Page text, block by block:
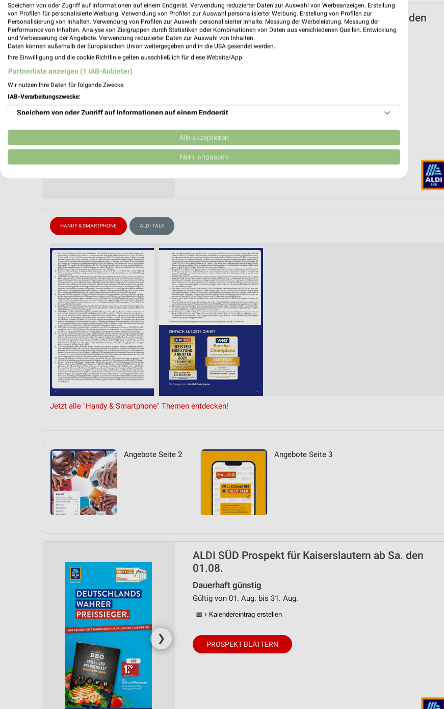
ALDI SÜD Prospekt für Kaiserslautern ab Mo. den
09.02.
ALDI Talk
Gültig von 09. Feb. bis 01. Sep.
PROSPEKT BLÄTTERN
HANDY & SMARTPHONE ALDI TALK
Jetzt alle "Handy & Smartphone" Themen entdecken!
Angebote Seite 2 Angebote Seite 3
❯
ALDI SÜD Prospekt für Kaiserslautern ab Sa. den
01.08.
Dauerhaft günstig
Gültig von 01. Aug. bis 31. Aug.
📅 Kalendereintrag erstellen
PROSPEKT BLÄTTERN
Speichern von oder Zugriff auf Informationen auf einem Endgerät. Verwendung reduzierter Daten zur Auswahl von Werbeanzeigen. Erstellung
von Profilen für personalisierte Werbung. Verwendung von Profilen zur Auswahl personalisierter Werbung. Erstellung von Profilen zur
Personalisierung von Inhalten. Verwendung von Profilen zur Auswahl personalisierter Inhalte. Messung der Werbeleistung. Messung der
Performance von Inhalten. Analyse von Zielgruppen durch Statistiken oder Kombinationen von Daten aus verschiedenen Quellen. Entwicklung
und Verbesserung der Angebote. Verwendung reduzierter Daten zur Auswahl von Inhalten.
Daten können außerhalb der Europäischen Union weitergegeben und in die USA gesendet werden.
Ihre Einwilligung und die cookie Richtlinie gelten ausschließlich für diese Website/App.
Partnerliste anzeigen (1 IAB-Anbieter)
Wir nutzen Ihre Daten für folgende Zwecke:
IAB-Verarbeitungszwecke:
Speichern von oder Zugriff auf Informationen auf einem Endgerät
Verwendung reduzierter Daten zur Auswahl von Werbeanzeigen
Erstellung von Profilen für personalisierte Werbung
Verwendung von Profilen zur Auswahl personalisierter Inhalte
Messung der Werbeleistung
Messung der Performance von Inhalten
Analyse von Zielgruppen durch Statistiken oder Kombinationen von Daten aus verschiedenen
Entwicklung und Verbesserung der Angebote
Verwendung reduzierter Daten zur Auswahl von Inhalten
IAB-Besonderheiten:
Verwendung genauer Standortdaten
Geräte anhand von aktiv angeforderten Informationen identifizieren
Alle akzeptieren
Nein, anpassen